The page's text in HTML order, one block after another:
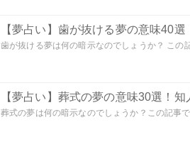
【夢占い】歯が抜ける夢の意味40
歯が抜ける夢は何の暗示なのでしょうか？ この
【夢占い】葬式の夢の意味30選！
葬式の夢は何の暗示なのでしょうか？この記事